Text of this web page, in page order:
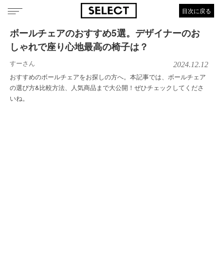
目次に戻る
ボールチェアのおすすめ5選。デザイナーのお
しゃれで座り心地最高の椅子は？
すーさん 2024.12.12
おすすめのボールチェアをお探しの方へ。本記事では、ボールチェア
の選び方&比較方法、人気商品まで大公開！ぜひチェックしてくださ
いね。